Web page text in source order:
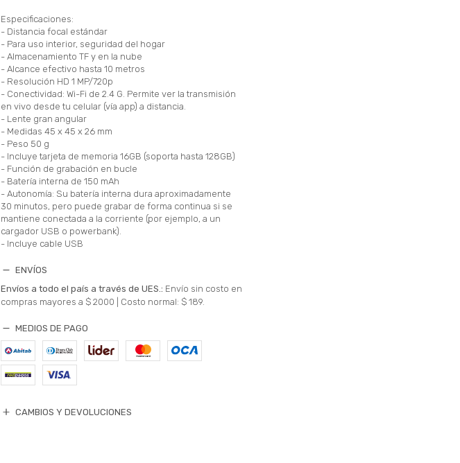
Especificaciones:
- Distancia focal estándar
- Para uso interior, seguridad del hogar
- Almacenamiento TF y en la nube
- Alcance efectivo hasta 10 metros
- Resolución HD 1 MP/720p
- Conectividad: Wi-Fi de 2.4 G. Permite ver la transmisión
en vivo desde tu celular (vía app) a distancia.
- Lente gran angular
- Medidas 45 x 45 x 26 mm
- Peso 50 g
- Incluye tarjeta de memoria 16GB (soporta hasta 128GB)
- Función de grabación en bucle
- Batería interna de 150 mAh
- Autonomía: Su batería interna dura aproximadamente
30 minutos, pero puede grabar de forma continua si se
mantiene conectada a la corriente (por ejemplo, a un
cargador USB o powerbank).
- Incluye cable USB
ENVÍOS
Envíos a todo el país a través de UES.: Envío sin costo en
compras mayores a $ 2000 | Costo normal: $ 189.
MEDIOS DE PAGO
CAMBIOS Y DEVOLUCIONES